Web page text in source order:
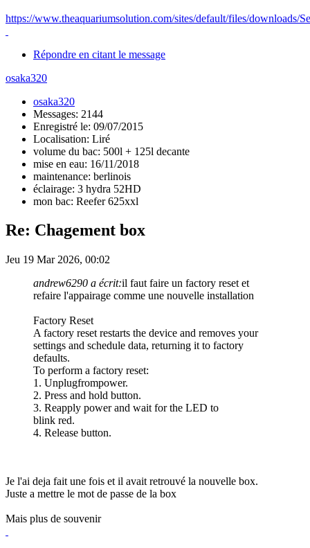
https://www.theaquariumsolution.com/sites/default/files/
Répondre en citant le message
osaka320
osaka320
Messages: 2144
Enregistré le: 09/07/2015
Localisation: Liré
volume du bac: 500l + 125l decante
mise en eau: 16/11/2018
maintenance: berlinois
éclairage: 3 hydra 52HD
mon bac: Reefer 625xxl
Re: Chagement box
Jeu 19 Mar 2026, 00:02
andrew6290 a écrit:il faut faire un factory reset et
refaire l'appairage comme une nouvelle installation
Factory Reset
A factory reset restarts the device and removes your
settings and schedule data, returning it to factory
defaults.
To perform a factory reset:
1. Unplugfrompower.
2. Press and hold button.
3. Reapply power and wait for the LED to
blink red.
4. Release button.
Je l'ai deja fait une fois et il avait retrouvé la nouvelle box.
Juste a mettre le mot de passe de la box
Mais plus de souvenir